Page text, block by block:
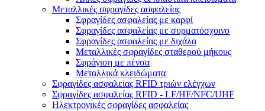
Μεταλλικές σφραγίδες ασφαλείας
Σφραγίδες ασφαλείας με καρφί
Σφραγίδες ασφαλείας με συρματόσχοινο
Σφραγίδες ασφαλείας με διχάλα
Μεταλλικές σφραγίδες σταθερού μήκους
Σφράγιση με πένσα
Μεταλλικά κλειδώματα
Σφραγίδες ασφαλείας RFID τριών ελέγχων
Σφραγίδες ασφαλείας RFID - LF/HF/NFC/UHF
Ηλεκτρονικές σφραγίδες ασφαλείας